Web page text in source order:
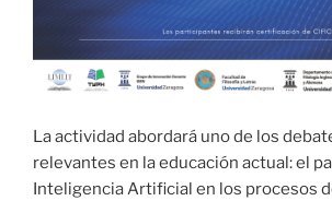
La actividad abordará uno de los
relevantes en la educación actual: el
Inteligencia Artificial en los procesos